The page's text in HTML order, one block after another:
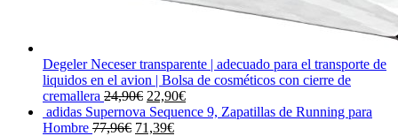
Degeler Neceser transparente | adecuado para el transporte de
liquidos en el avion | Bolsa de cosméticos con cierre de
cremallera 24,90€ El
precio
original
22,90€El
precio
adidas Supernova Sequence 9, Zapatillas de Running para
Hombre 77,96€ El
71,39€El